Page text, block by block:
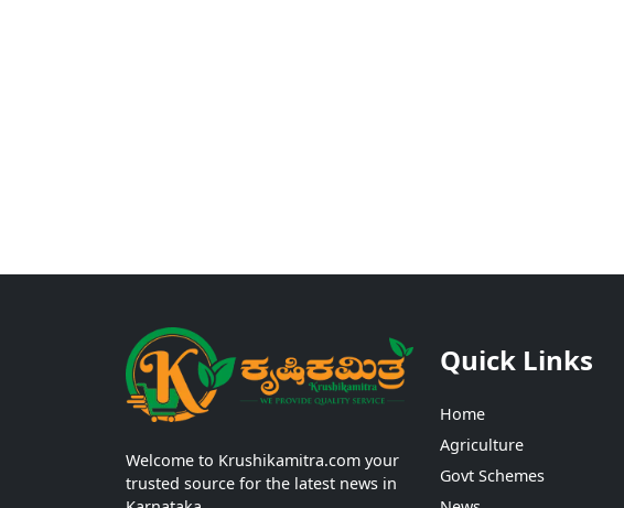
Welcome to Krushikamitra.com your
trusted source for the latest news in
Quick Links
Home
Agriculture
Govt Schemes